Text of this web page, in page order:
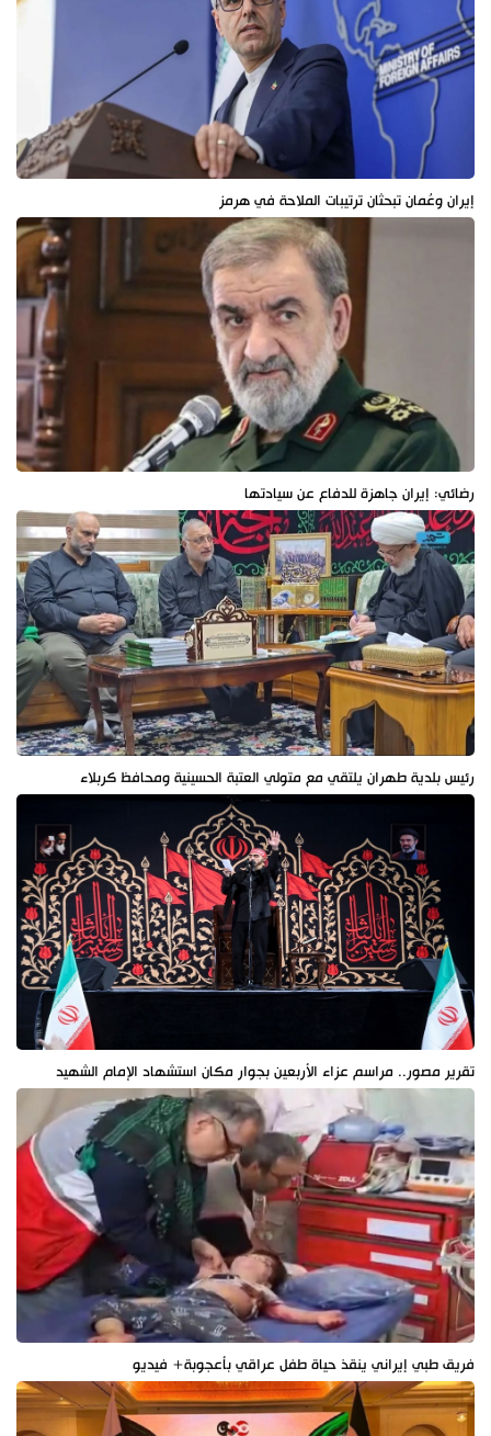
إيران وعُمان تبحثان ترتيبات الملاحة في هرمز
رضائي: إيران جاهزة للدفاع عن سيادتها
رئيس بلدية طهران يلتقي مع متولي العتبة الحسينية ومحافظ كربلاء
تقرير مصور.. مراسم عزاء الأربعين بجوار مكان استشهاد الإمام الشهيد
فريق طبي إيراني ينقذ حياة طفل عراقي بأعجوبة+ فيديو